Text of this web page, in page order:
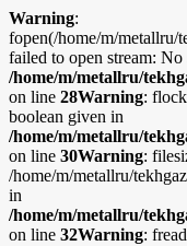
Warning:
fopen(/home/m/metallru/
failed to open stream:
/home/m/metallru/
on line 28Warning:
boolean given in
/home/m/metallru/
on line 30Warning:
/home/m/metallru/
in
/home/m/metallru/
on line 32Warning: